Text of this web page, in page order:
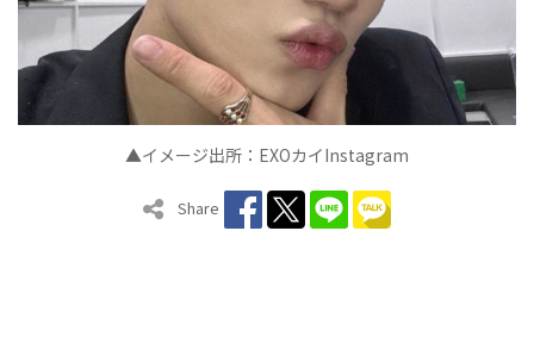
▲イメージ出所： EXOカイInstagram
Share